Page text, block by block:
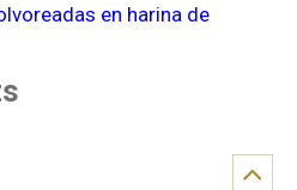
en harina de